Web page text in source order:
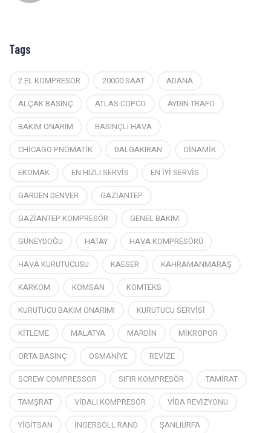
Tags
2.EL KOMPRESÖR 20000 SAAT
ADANA
ALÇAK BASINÇ
ATLAS COPCO
AYDIN TRAFO
BAKIM ONARIM
BASINÇLI HAVA
CHİCAGO PNÖMATİK
DALGAKIRAN
DİNAMİK
EKOMAK
EN HIZLI SERVİS
EN İYİ SERVİS
GARDEN DENVER
GAZİANTEP
GAZİANTEP KOMPRESÖR
GENEL BAKIM
GÜNEYDOĞU
HATAY
HAVA KOMPRESÖRÜ
HAVA KURUTUCUSU
KAESER
KAHRAMANMARAŞ
KARKOM
KOMSAN
KOMTEKS
KURUTUCU BAKIM ONARIMI
KURUTUCU SERVİSİ
KİTLEME
MALATYA MARDİN
MİKROPOR
ORTA BASINÇ
OSMANİYE
REVİZE
SCREW COMPRESSOR
SIFIR KOMPRESÖR
TAMİRAT
TAMŞRAT
VİDALI KOMPRESÖR
VİDA REVİZYONU
YİGİTSAN
İNGERSOLL RAND ŞANLIURFA